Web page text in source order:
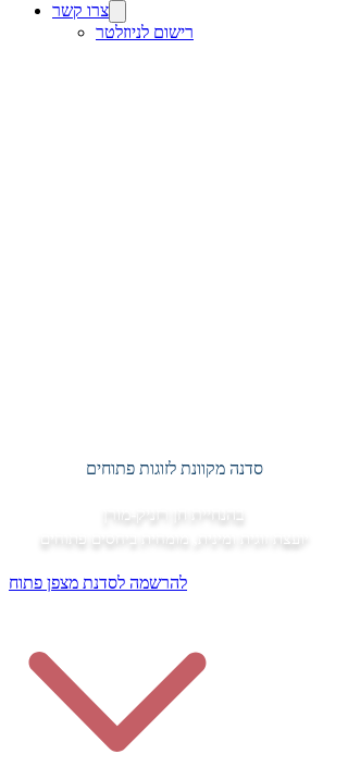
צרו קשר
רישום לניוזלטר
סדנה מקוונת לזוגות פתוחים
בהנחיית חן רזניק-מורן
יועצת זוגית ומינית, מומחית ביחסים פתוחים
להרשמה לסדנת מצפן פתוח